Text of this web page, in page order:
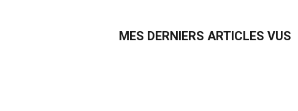
MES DERNIERS ARTICLES VUS